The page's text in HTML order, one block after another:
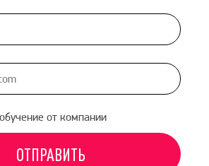
от компании
ОТПРАВИТЬ